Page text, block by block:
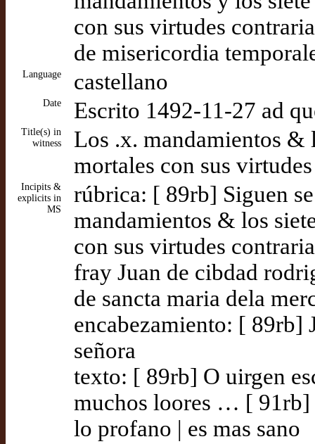
con sus virtudes
de misericordia
Language castellano
Date Escrito 1492-11-27 ad
Title(s) in
witness
Los .x. mandamientos &
mortales con sus
Incipits &
explicits in
MS
rúbrica: [ 89rb] Siguen
mandamientos & los
con sus virtudes
fray Juan de cibdad
de sancta maria dela
encabezamiento: [ 89rb]
señora
texto: [ 89rb] O uirgen
muchos loores … [
lo profano | es mas sano